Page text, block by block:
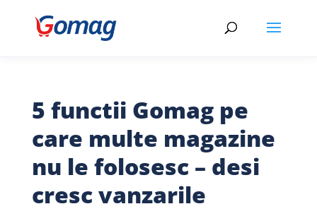
5 functii Gomag pe
care multe magazine
nu le folosesc – desi
cresc vanzarile